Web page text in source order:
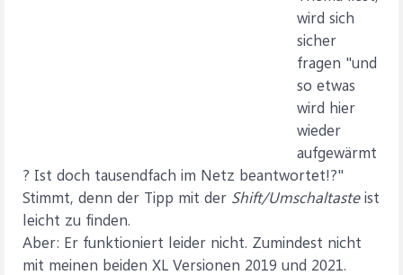
wird sich
sicher
fragen "und
so etwas
wird hier
wieder
aufgewärmt
? Ist doch tausendfach im Netz beantwortet!?"
Stimmt, denn der Tipp mit der Shift/Umschaltasteist
leicht zu finden.
Aber: Er funktioniert leider nicht. Zumindest nicht
mit meinen beiden XL Versionen 2019 und 2021.